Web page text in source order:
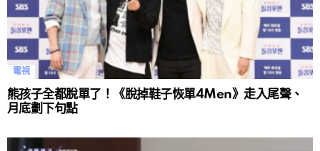
電視
熊孩子全都脫單了！《脫掉鞋子恢單4Men》走入尾聲、
月底劃下句點